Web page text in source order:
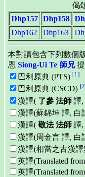
偈
Dhp157 Dhp158
Dhp162
Dhp163
本對讀包含下列數個
恩 Siong-Ui Te 師兄提
巴利原典 (PTS) [1]
巴利原典 (CSCD)
漢譯( 了參 法師 譯
漢譯(蘇錦坤 譯, 白
漢譯( 敬法 法師 譯
漢譯(周金言 譯, 白
漢譯(相當之古漢
英譯(Translated
英譯(Translated